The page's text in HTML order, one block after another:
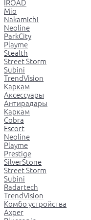
IROAD
Mio
Nakamichi
Neoline
ParkCity
Playme
Stealth
Street Storm
Subini
TrendVision
Каркам
Аксессуары
Антирадары
Каркам
Cobra
Escort
Neoline
Playme
Prestige
SilverStone
Street Storm
Subini
Radartech
TrendVision
Комбо устройства
Axper